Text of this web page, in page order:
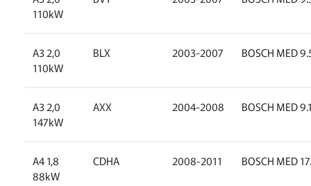
110kW
A3 2,0
110kW
BLX 2003-2007 BOSCH MED
A3 2,0
147kW
AXX 2004-2008 BOSCH MED
A4 1,8
88kW
CDHA 2008-2011 BOSCH MED